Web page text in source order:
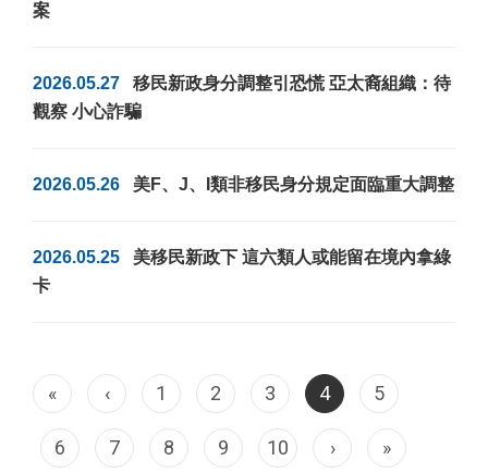
案
2026.05.27
移民新政身分調整引恐慌 亞太裔組織：待
觀察 小心詐騙
2026.05.26 美F、J、I類非移民身分規定面臨重大調整
2026.05.25
美移民新政下 這六類人或能留在境內拿綠
卡
« ‹ 1 2 3 4 5
6 7 8 9 10 › »